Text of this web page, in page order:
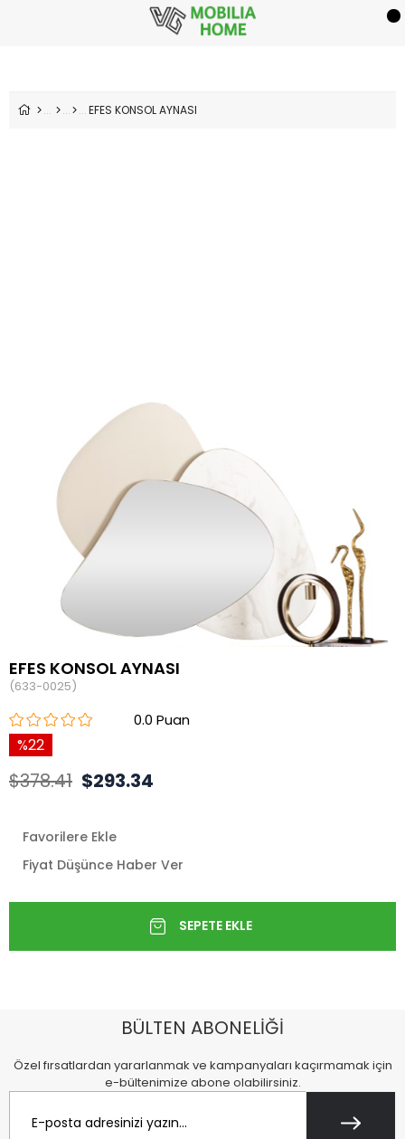
EFES KONSOL AYNASI
EFES KONSOL AYNASI
(633-0025)
0.0
22
$378.41 $293.34
Favorilere Ekle
Fiyat Düşünce Haber Ver
BÜLTEN ABONELİĞİ
Özel fırsatlardan yararlanmak ve kampanyaları kaçırmamak için
e-bültenimize abone olabilirsiniz.